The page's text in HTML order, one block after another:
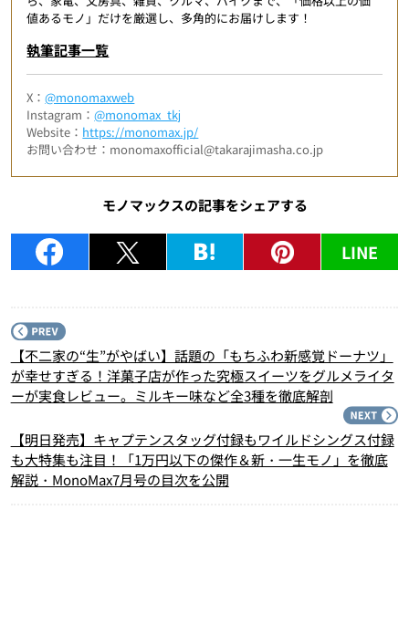
値あるモノ」だけを厳選し、多角的にお届けします！
執筆記事一覧
X：@monomaxweb
Instagram：@monomax_tkj
Website： https://monomax.jp/
お問い合わせ：monomaxofficial@takarajimasha.co.jp
モノマックスの記事をシェアする
LINE
【不二家の“生”がやばい】話題の「もちふわ新感覚ドーナツ」
が幸せすぎる！洋菓子店が作った究極スイーツをグルメライタ
ーが実食レビュー。ミルキー味など全3種を徹底解剖
【明日発売】キャプテンスタッグ付録もワイルドシングス付録
も大特集も注目！「1万円以下の傑作＆新・一生モノ」を徹底
解説・MonoMax7月号の目次を公開